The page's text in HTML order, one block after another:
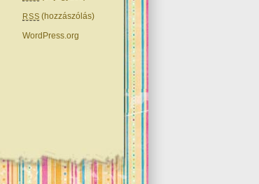
RSS (hozzászólás)
WordPress.org